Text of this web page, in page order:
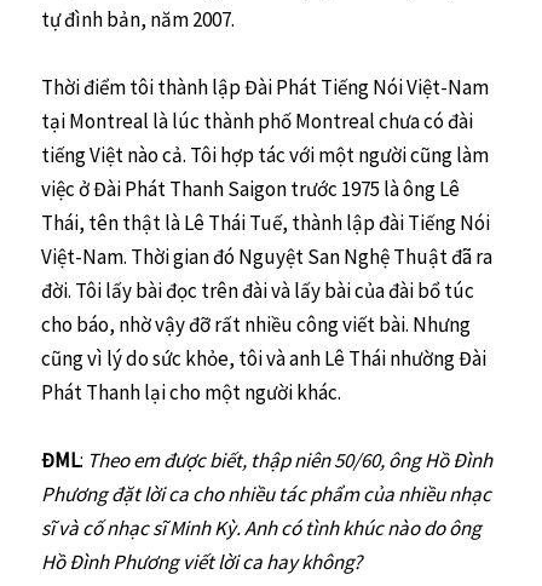
tự đình bản, năm 2007.
Thời điểm tôi thành lập Đài Phát Tiếng Nói Việt-Nam
tại Montreal là lúc thành phố Montreal chưa có đài
tiếng Việt nào cả. Tôi hợp tác với một người cũng làm
việc ở Đài Phát Thanh Saigon trước 1975 là ông Lê
Thái, tên thật là Lê Thái Tuế, thành lập đài Tiếng Nói
Việt-Nam. Thời gian đó Nguyệt San Nghệ Thuật đã ra
đời. Tôi lấy bài đọc trên đài và lấy bài của đài bổ túc
cho báo, nhờ vậy đỡ rất nhiều công viết bài. Nhưng
cũng vì lý do sức khỏe, tôi và anh Lê Thái nhường Đài
Phát Thanh lại cho một người khác.
ĐML: Theo em được biết, thập niên 50/60, ông Hồ Đình
Phương đặt lời ca cho nhiều tác phẩm của nhiều nhạc
sĩ và cố nhạc sĩ Minh Kỳ. Anh có tình khúc nào do ông
Hồ Đình Phương viết lời ca hay không?